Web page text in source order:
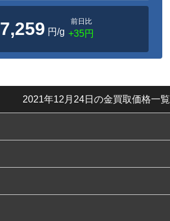
7,259 円/g
前日比
+35円
2021年12月24日の金買取価格一覧